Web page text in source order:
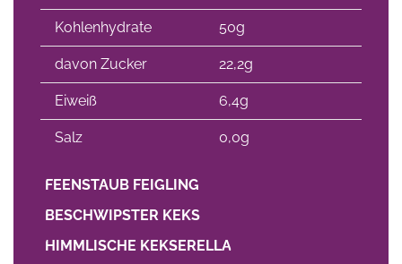
Kohlenhydrate 50g
davon Zucker 22,2g
Eiweiß 6,4g
Salz 0,0g
FEENSTAUB FEIGLING
BESCHWIPSTER KEKS
HIMMLISCHE KEKSERELLA